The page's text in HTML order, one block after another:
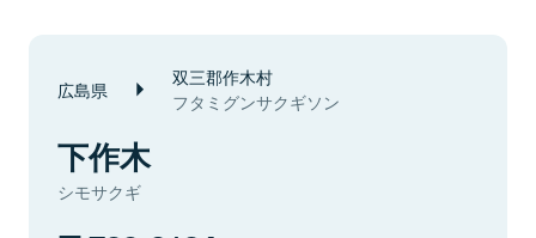
広島県 双三郡作木村
フタミグンサクギソン
下作木
シモサクギ